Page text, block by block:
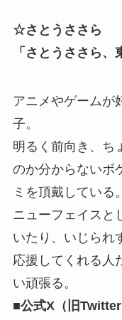
☆さとうささら
「さとうささら、
アニメやゲームが
子。
明るく前向き、ち
のか分からないボ
ミを頂戴している
ニューフェイスと
いたり、いじられ
応援してくれる人
い頑張る。
■公式X（旧Twitter